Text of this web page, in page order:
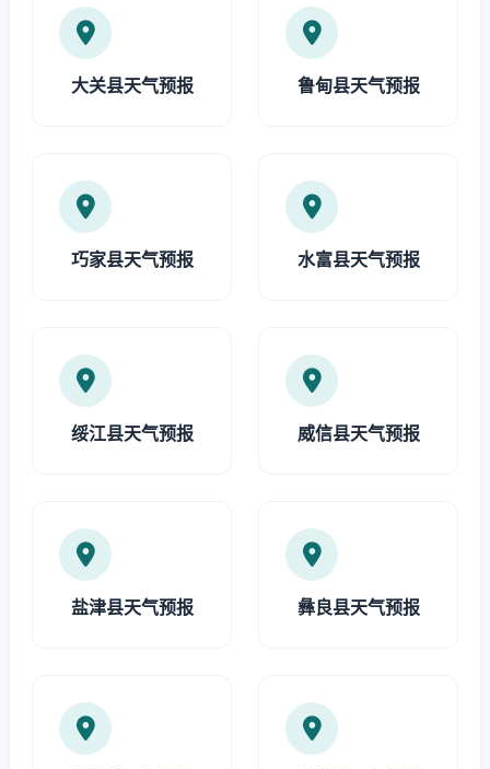
大关县天气预报 鲁甸县天气预报
巧家县天气预报 水富县天气预报
绥江县天气预报 威信县天气预报
盐津县天气预报 彝良县天气预报